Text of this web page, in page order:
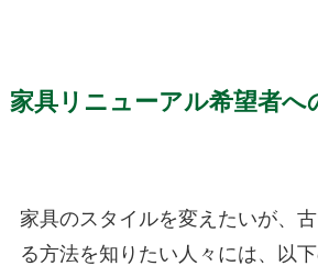
家具リニューアル希望者へ
家具のスタイルを変えたいが、
る方法を知りたい人々には、以